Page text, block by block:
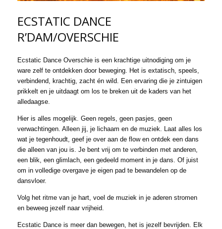
ECSTATIC DANCE
R’DAM/OVERSCHIE
Ecstatic Dance Overschie is een krachtige uitnodiging om je
ware zelf te ontdekken door beweging. Het is extatisch, speels,
verbindend, krachtig, zacht én wild. Een ervaring die je zintuigen
prikkelt en je uitdaagt om los te breken uit de kaders van het
alledaagse.
Hier is alles mogelijk. Geen regels, geen pasjes, geen
verwachtingen. Alleen jij, je lichaam en de muziek. Laat alles los
wat je tegenhoudt, geef je over aan de flow en ontdek een dans
die alleen van jou is. Je bent vrij om te verbinden met anderen,
een blik, een glimlach, een gedeeld moment in je dans. Of juist
om in volledige overgave je eigen pad te bewandelen op de
dansvloer.
Volg het ritme van je hart, voel de muziek in je aderen stromen
en beweeg jezelf naar vrijheid.
Ecstatic Dance is meer dan bewegen, het is jezelf bevrijden. Elk